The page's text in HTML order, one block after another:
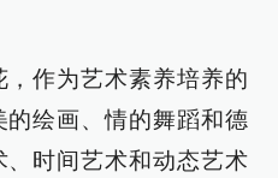
作为艺术素养培养的
绘画、情的舞蹈和德
时间艺术和动态艺术